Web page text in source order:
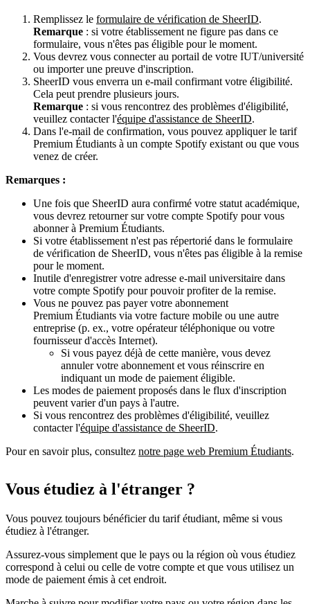
Remplissez le formulaire de vérification de SheerID.
Remarque : si votre établissement ne figure pas dans ce
formulaire, vous n'êtes pas éligible pour le moment.
Vous devrez vous connecter au portail de votre IUT/université
ou importer une preuve d'inscription.
SheerID vous enverra un e-mail confirmant votre éligibilité.
Cela peut prendre plusieurs jours.
Remarque : si vous rencontrez des problèmes d'éligibilité,
veuillez contacter l'équipe d'assistance de SheerID.
Dans l'e-mail de confirmation, vous pouvez appliquer le tarif
Premium Étudiants à un compte Spotify existant ou que vous
venez de créer.
Remarques :
Une fois que SheerID aura confirmé votre statut académique,
vous devrez retourner sur votre compte Spotify pour vous
abonner à Premium Étudiants.
Si votre établissement n'est pas répertorié dans le formulaire
de vérification de SheerID, vous n'êtes pas éligible à la remise
pour le moment.
Inutile d'enregistrer votre adresse e-mail universitaire dans
votre compte Spotify pour pouvoir profiter de la remise.
Vous ne pouvez pas payer votre abonnement
Premium Étudiants via votre facture mobile ou une autre
entreprise (p. ex., votre opérateur téléphonique ou votre
fournisseur d'accès Internet).
Si vous payez déjà de cette manière, vous devez
annuler votre abonnement et vous réinscrire en
indiquant un mode de paiement éligible.
Les modes de paiement proposés dans le flux d'inscription
peuvent varier d'un pays à l'autre.
Si vous rencontrez des problèmes d'éligibilité, veuillez
contacter l'équipe d'assistance de SheerID.
Pour en savoir plus, consultez notre page web Premium Étudiants.
Vous étudiez à l'étranger ?
Vous pouvez toujours bénéficier du tarif étudiant, même si vous
étudiez à l'étranger.
Assurez-vous simplement que le pays ou la région où vous étudiez
correspond à celui ou celle de votre compte et que vous utilisez un
mode de paiement émis à cet endroit.